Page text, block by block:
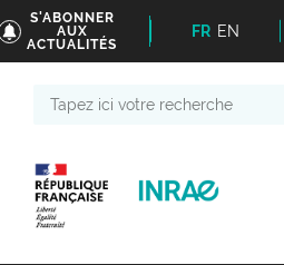
S'ABONNER
AUX
ACTUALITÉS
FR EN